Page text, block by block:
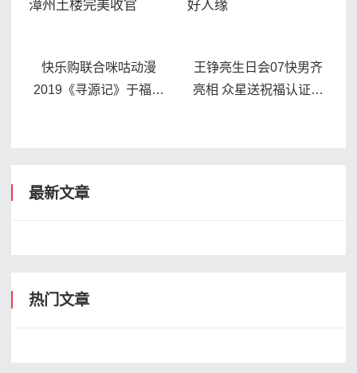
快乐购联合咪咕动漫
2019《寻源记》于福建
王铮亮生日会07快男齐
亮相 众星送祝福认证好
最新文章
热门文章